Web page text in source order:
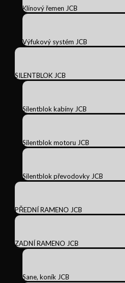
Klínový řemen JCB
Výfukový systém JCB
SILENTBLOK JCB
Silentblok kabíny JCB
Silentblok motoru JCB
Silentblok převodovky JCB
PŘEDNÍ RAMENO JCB
ZADNÍ RAMENO JCB
Sane, koník JCB